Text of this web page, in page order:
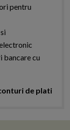
pentru
bancare cu
de plati